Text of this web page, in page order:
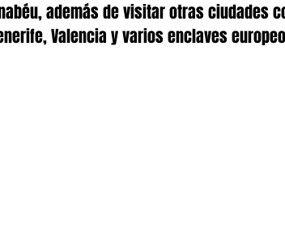
además de visitar otras ciudades
Valencia y varios enclaves